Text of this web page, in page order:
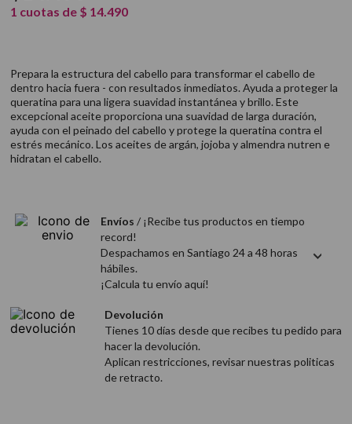
1 cuotas de $ 14.490
Prepara la estructura del cabello para transformar el cabello de
dentro hacia fuera - con resultados inmediatos. Ayuda a proteger la
queratina para una ligera suavidad instantánea y brillo. Este
excepcional aceite proporciona una suavidad de larga duración,
ayuda con el peinado del cabello y protege la queratina contra el
estrés mecánico. Los aceites de argán, jojoba y almendra nutren e
hidratan el cabello.
Envíos / ¡Recibe tus productos en tiempo
record!
Despachamos en Santiago 24 a 48 horas
hábiles.
¡Calcula tu envío aquí!
Devolución
Tienes 10 días desde que recibes tu pedido para
hacer la devolución.
Aplican restricciones, revisar nuestras politicas
de retracto.
6. gama
8. loreal
9. acondicionador
10. protector térmico